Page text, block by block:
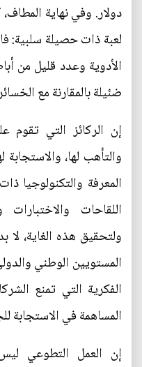
دولار. وفي نهاية
لعبة ذات حصيلة سلبية:
الأدوية وعدد قليل من
ضئيلة بالمقارنة مع
إن الركائز التي تقوم
والتأهب لها،
المعرفة والتكنولوجيا
اللقاحات
ولتحقيق هذه الغاية، لا
المستويين الوطني
الفكرية التي تمنع
المساهمة في الاستجابة
إن العمل التطوعي